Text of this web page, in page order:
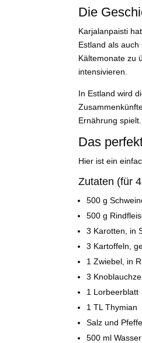
Die
Karjalanpaisti
Estland als
Kältemonate zu
intensivieren.
In Estland wird
Ernährung spielt.
Das
Hier ist ein
Zutaten (für
500 g
500 g
3 Karotten, in
3 Kartoffeln,
1 Zwiebel, in
3
1 Lorbeerblatt
1 TL Thymian
Salz und
500 ml